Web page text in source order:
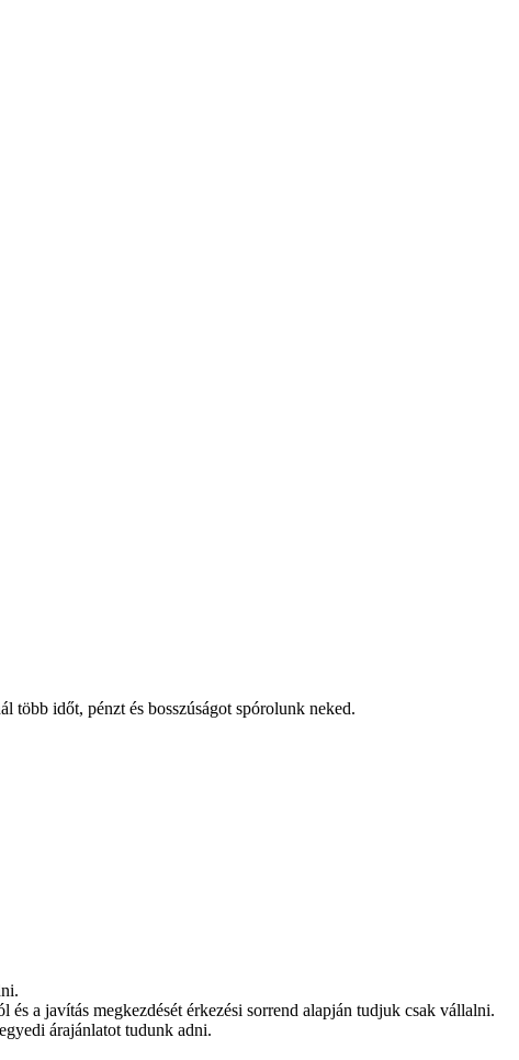
több időt, pénzt és bosszúságot spórolunk neked.
a javítás megkezdését érkezési sorrend alapján tudjuk csak vállalni.
árajánlatot tudunk adni.